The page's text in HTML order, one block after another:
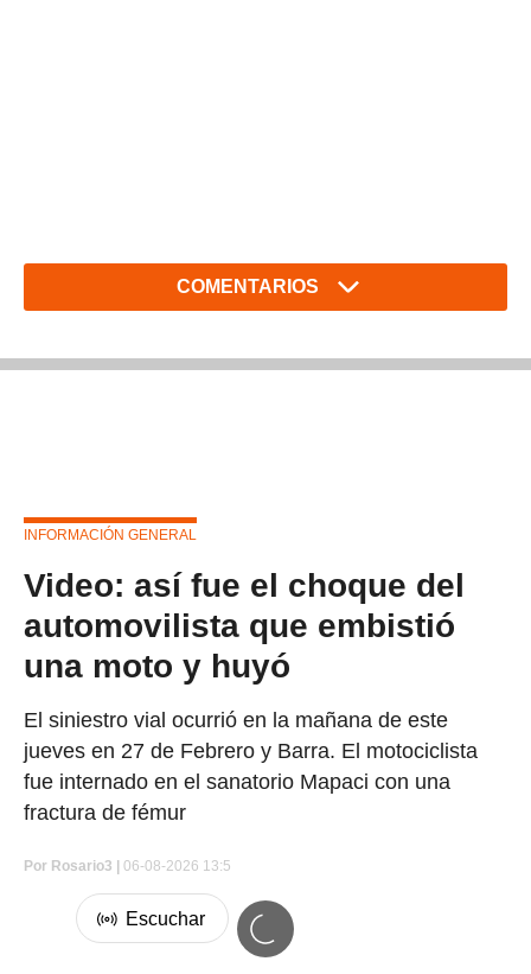
COMENTARIOS